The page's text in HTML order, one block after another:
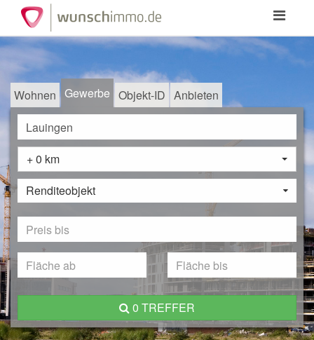
Toggle
Wohnen Gewerbe Objekt-ID Anbieten
+ 0 km
Renditeobjekt
0 TREFFER